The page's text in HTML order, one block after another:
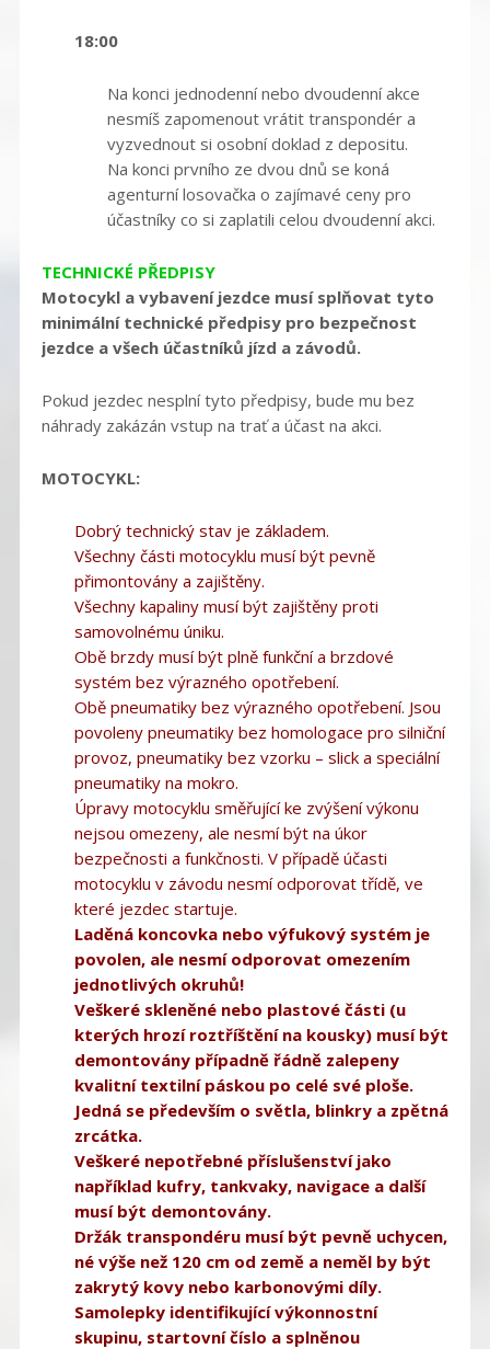
18:00
Na konci jednodenní nebo dvoudenní akce
nesmíš zapomenout vrátit transpondér a
vyzvednout si osobní doklad z depositu.
Na konci prvního ze dvou dnů se koná
agenturní losovačka o zajímavé ceny pro
účastníky co si zaplatili celou dvoudenní akci.
TECHNICKÉ PŘEDPISY
Motocykl a vybavení jezdce musí splňovat tyto
minimální technické předpisy pro bezpečnost
jezdce a všech účastníků jízd a závodů.
Pokud jezdec nesplní tyto předpisy, bude mu bez
náhrady zakázán vstup na trať a účast na akci.
MOTOCYKL:
Dobrý technický stav je základem.
Všechny části motocyklu musí být pevně
přimontovány a zajištěny.
Všechny kapaliny musí být zajištěny proti
samovolnému úniku.
Obě brzdy musí být plně funkční a brzdové
systém bez výrazného opotřebení.
Obě pneumatiky bez výrazného opotřebení. Jsou
povoleny pneumatiky bez homologace pro silniční
provoz, pneumatiky bez vzorku – slick a speciální
pneumatiky na mokro.
Úpravy motocyklu směřující ke zvýšení výkonu
nejsou omezeny, ale nesmí být na úkor
bezpečnosti a funkčnosti. V případě účasti
motocyklu v závodu nesmí odporovat třídě, ve
které jezdec startuje.
Laděná koncovka nebo výfukový systém je
povolen, ale nesmí odporovat omezením
jednotlivých okruhů!
Veškeré skleněné nebo plastové části (u
kterých hrozí roztříštění na kousky) musí být
demontovány případně řádně zalepeny
kvalitní textilní páskou po celé své ploše.
Jedná se především o světla, blinkry a zpětná
zrcátka.
Veškeré nepotřebné příslušenství jako
například kufry, tankvaky, navigace a další
musí být demontovány.
Držák transpondéru musí být pevně uchycen,
né výše než 120 cm od země a neměl by být
zakrytý kovy nebo karbonovými díly.
Samolepky identifikující výkonnostní
skupinu, startovní číslo a splněnou